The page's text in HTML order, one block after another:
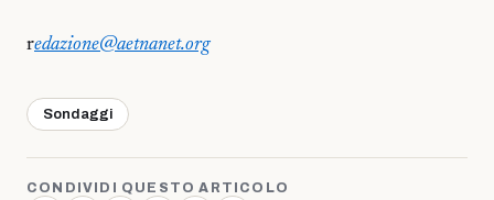
redazione@aetnanet.org
Sondaggi
CONDIVIDI QUESTO ARTICOLO